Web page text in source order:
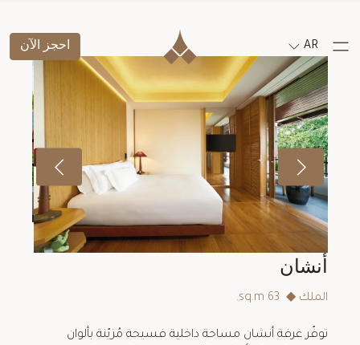
AR احجز الآن
أنشان
الملك ◆
توفّر غرفة أنشان مساحة داخلية فسيحة مُزيّنة بألوان